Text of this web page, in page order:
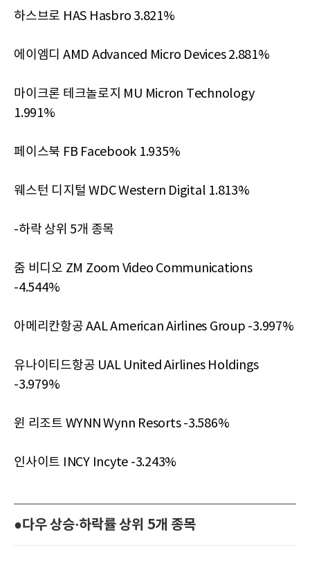
하스브로 HAS Hasbro 3.821%
에이엠디 AMD Advanced Micro Devices 2.881%
마이크론 테크놀로지 MU Micron Technology
1.991%
페이스북 FB Facebook 1.935%
웨스턴 디지털 WDC Western Digital 1.813%
-하락 상위 5개 종목
줌 비디오 ZM Zoom Video Communications
-4.544%
아메리칸항공 AAL American Airlines Group -3.997%
유나이티드항공 UAL United Airlines Holdings
-3.979%
윈 리조트 WYNN Wynn Resorts -3.586%
인사이트 INCY Incyte -3.243%
●다우 상승·하락률 상위 5개 종목